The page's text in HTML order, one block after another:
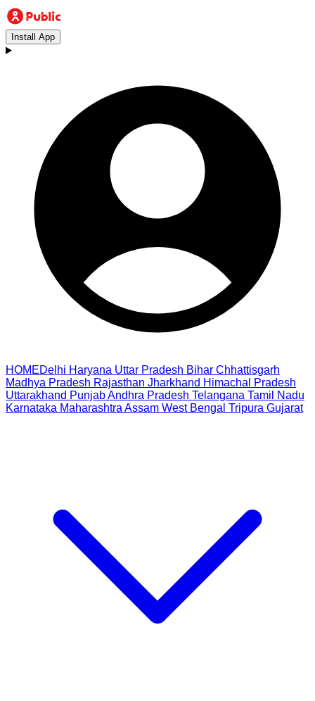
Install App
HOMEDelhi Haryana Uttar Pradesh Bihar Chhattisgarh
Madhya Pradesh Rajasthan Jharkhand Himachal Pradesh
Uttarakhand PunjabAndhra Pradesh Telangana Tamil Nadu
Karnataka Maharashtra Assam West Bengal Tripura Gujarat